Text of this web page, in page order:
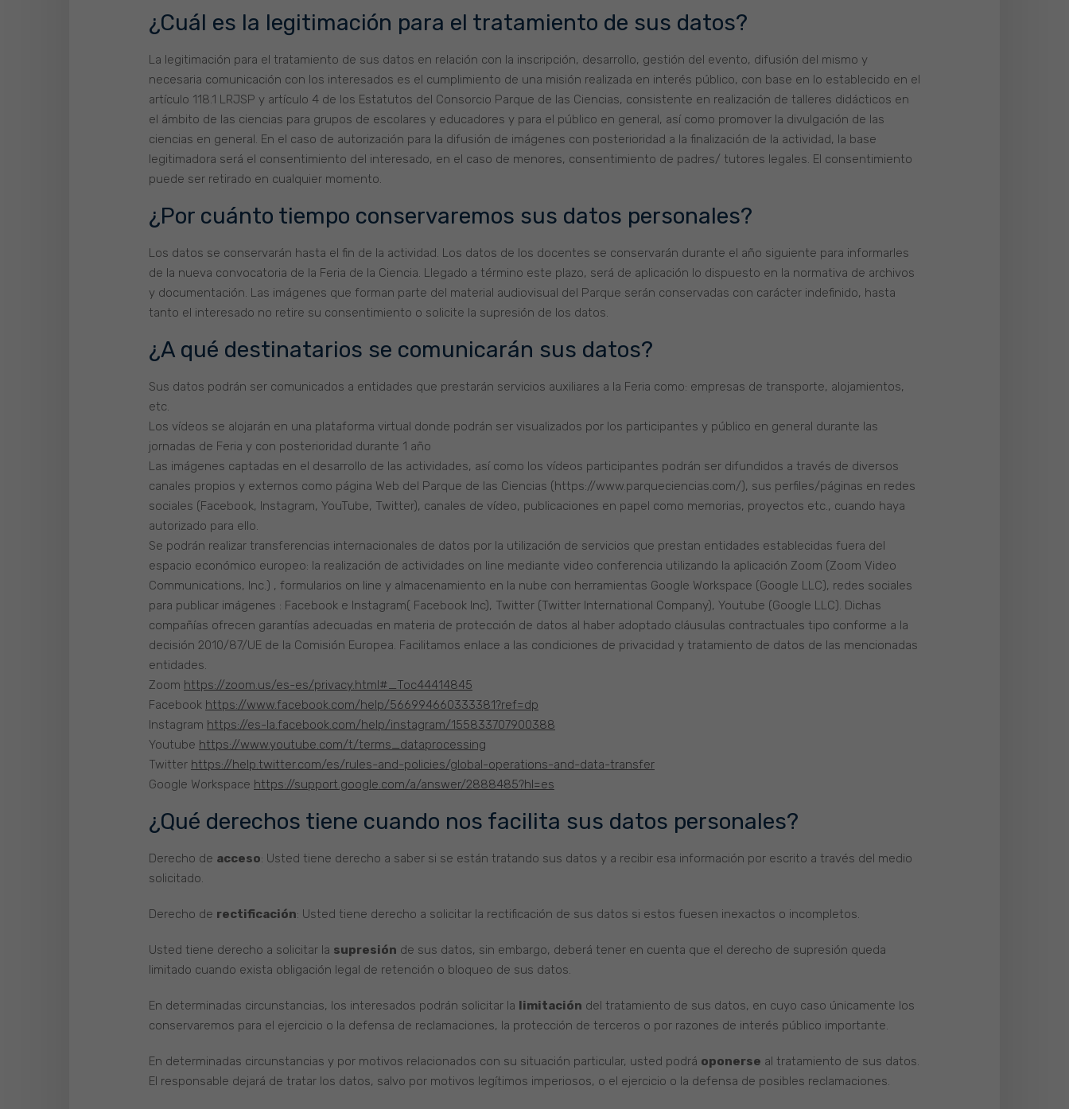
¿Cuál es la legitimación para el tratamiento de sus datos?
La legitimación para el tratamiento de sus datos en relación con la inscripción, desarrollo, gestión del evento, difusión del mismo y
necesaria comunicación con los interesados es el cumplimiento de una misión realizada en interés público, con base en lo establecido en el
artículo 118.1 LRJSP y artículo 4 de los Estatutos del Consorcio Parque de las Ciencias, consistente en realización de talleres didácticos en
el ámbito de las ciencias para grupos de escolares y educadores y para el público en general, así como promover la divulgación de las
ciencias en general. En el caso de autorización para la difusión de imágenes con posterioridad a la finalización de la actividad, la base
legitimadora será el consentimiento del interesado, en el caso de menores, consentimiento de padres/ tutores legales. El consentimiento
puede ser retirado en cualquier momento.
¿Por cuánto tiempo conservaremos sus datos personales?
Los datos se conservarán hasta el fin de la actividad. Los datos de los docentes se conservarán durante el año siguiente para informarles
de la nueva convocatoria de la Feria de la Ciencia. Llegado a término este plazo, será de aplicación lo dispuesto en la normativa de archivos
y documentación. Las imágenes que forman parte del material audiovisual del Parque serán conservadas con carácter indefinido, hasta
tanto el interesado no retire su consentimiento o solicite la supresión de los datos.
¿A qué destinatarios se comunicarán sus datos?
Sus datos podrán ser comunicados a entidades que prestarán servicios auxiliares a la Feria como: empresas de transporte, alojamientos,
etc.
Los vídeos se alojarán en una plataforma virtual donde podrán ser visualizados por los participantes y público en general durante las
jornadas de Feria y con posterioridad durante 1 año
Las imágenes captadas en el desarrollo de las actividades, así como los vídeos participantes podrán ser difundidos a través de diversos
canales propios y externos como página Web del Parque de las Ciencias (https://www.parqueciencias.com/), sus perfiles/páginas en redes
sociales (Facebook, Instagram, YouTube, Twitter), canales de vídeo, publicaciones en papel como memorias, proyectos etc., cuando haya
autorizado para ello.
Se podrán realizar transferencias internacionales de datos por la utilización de servicios que prestan entidades establecidas fuera del
espacio económico europeo: la realización de actividades on line mediante video conferencia utilizando la aplicación Zoom (Zoom Video
Communications, Inc.) , formularios on line y almacenamiento en la nube con herramientas Google Workspace (Google LLC), redes sociales
para publicar imágenes : Facebook e Instagram( Facebook Inc), Twitter (Twitter International Company), Youtube (Google LLC). Dichas
compañías ofrecen garantías adecuadas en materia de protección de datos al haber adoptado cláusulas contractuales tipo conforme a la
decisión 2010/87/UE de la Comisión Europea. Facilitamos enlace a las condiciones de privacidad y tratamiento de datos de las mencionadas
entidades.
Zoom https://zoom.us/es-es/privacy.html#_Toc44414845
Facebook https://www.facebook.com/help/566994660333381?ref=dp
Instagram https://es-la.facebook.com/help/instagram/155833707900388
Youtube https://www.youtube.com/t/terms_dataprocessing
Twitter https://help.twitter.com/es/rules-and-policies/global-operations-and-data-transfer
Google Workspace https://support.google.com/a/answer/2888485?hl=es
¿Qué derechos tiene cuando nos facilita sus datos personales?
Derecho de acceso: Usted tiene derecho a saber si se están tratando sus datos y a recibir esa información por escrito a través del medio
solicitado.
Derecho de rectificación: Usted tiene derecho a solicitar la rectificación de sus datos si estos fuesen inexactos o incompletos.
Usted tiene derecho a solicitar la supresión de sus datos, sin embargo, deberá tener en cuenta que el derecho de supresión queda
limitado cuando exista obligación legal de retención o bloqueo de sus datos.
En determinadas circunstancias, los interesados podrán solicitar la limitación del tratamiento de sus datos, en cuyo caso únicamente los
conservaremos para el ejercicio o la defensa de reclamaciones, la protección de terceros o por razones de interés público importante.
En determinadas circunstancias y por motivos relacionados con su situación particular, usted podrá oponerse al tratamiento de sus datos.
El responsable dejará de tratar los datos, salvo por motivos legítimos imperiosos, o el ejercicio o la defensa de posibles reclamaciones.